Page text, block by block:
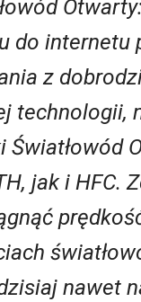
do
z
technologii,
jak i HFC.
nawet